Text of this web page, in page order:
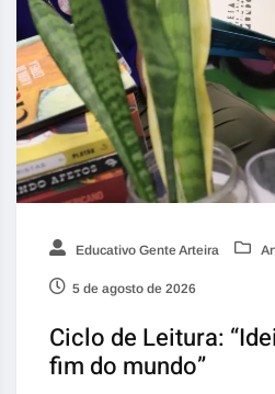
Educativo Gente Arteira
5 de agosto de 2026
Ciclo de Leitura:
fim do mundo”